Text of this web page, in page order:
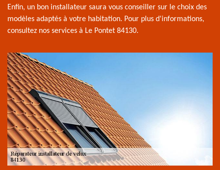
Enfin, un bon installateur saura vous conseiller sur le choix des
modèles adaptés à votre habitation. Pour plus d'informations,
consultez nos services à Le Pontet 84130.